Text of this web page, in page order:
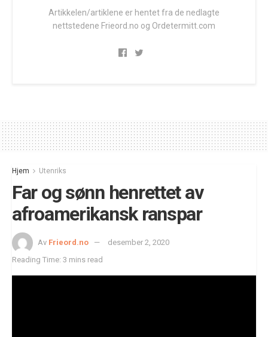
Artikkelen/artiklene er hentet fra de nedlagte
nettstedene Frieord.no og Ordetermitt.com
Hjem Utenriks
Far og sønn henrettet av
afroamerikansk ranspar
Av Frieord.no
desember 2, 2020
Reading Time: 3 mins read